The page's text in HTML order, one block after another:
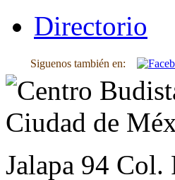
Directorio
Siguenos también en:
Jalapa 94